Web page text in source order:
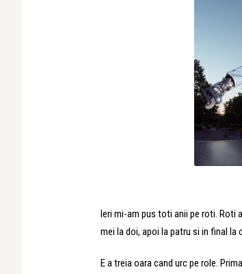
Ieri mi-am pus toti anii pe roti. Roti
mei la doi, apoi la patru si in final
E a treia oara cand urc pe role.